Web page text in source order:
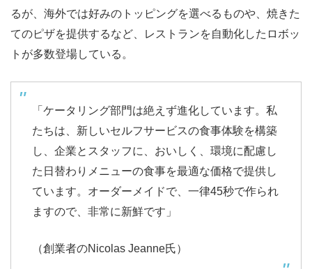
るが、海外では好みのトッピングを選べるものや、焼きた
てのピザを提供するなど、レストランを自動化したロボッ
トが多数登場している。
「ケータリング部門は絶えず進化しています。私
たちは、新しいセルフサービスの食事体験を構築
し、企業とスタッフに、おいしく、環境に配慮し
た日替わりメニューの食事を最適な価格で提供し
ています。オーダーメイドで、一律45秒で作られ
ますので、非常に新鮮です」
（創業者のNicolas Jeanne氏）